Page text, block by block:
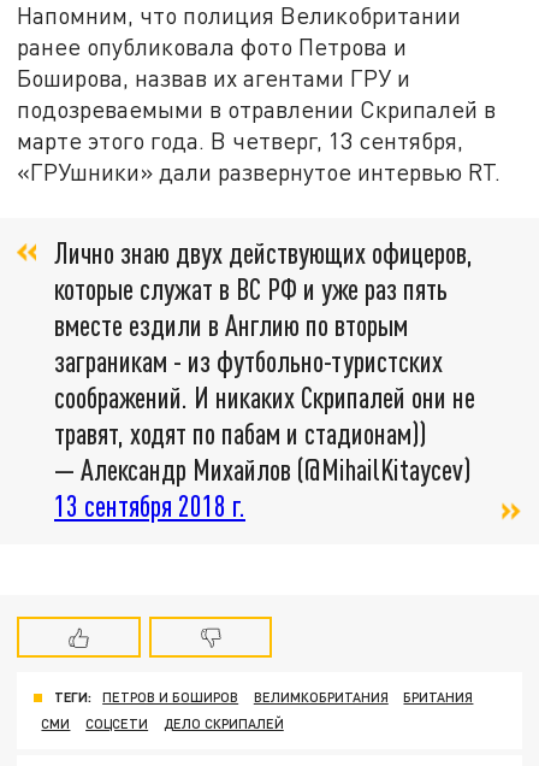
Напомним, что полиция Великобритании
ранее опубликовала фото Петрова и
Боширова, назвав их агентами ГРУ и
подозреваемыми в отравлении Скрипалей в
марте этого года. В четверг, 13 сентября,
«ГРУшники» дали развернутое интервью RT.
Лично знаю двух действующих офицеров,
которые служат в ВС РФ и уже раз пять
вместе ездили в Англию по вторым
заграникам - из футбольно-туристских
соображений. И никаких Скрипалей они не
травят, ходят по пабам и стадионам))
— Александр Михайлов (@MihailKitaycev)
13 сентября 2018 г.
ТЕГИ: ПЕТРОВ И БОШИРОВ ВЕЛИМКОБРИТАНИЯ
БРИТАНИЯ
СМИ
СОЦСЕТИ ДЕЛО СКРИПАЛЕЙ